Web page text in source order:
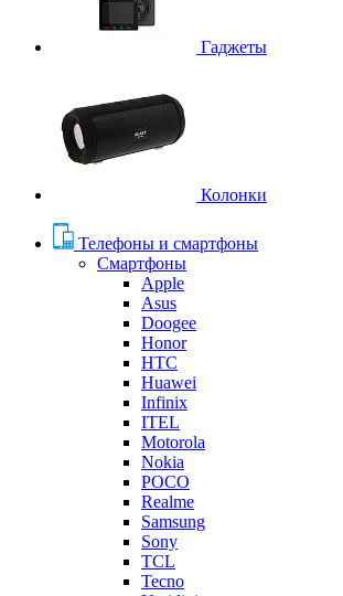
Гаджеты
Колонки
Телефоны и смартфоны
Смартфоны
Apple
Asus
Doogee
Honor
HTC
Huawei
Infinix
ITEL
Motorola
Nokia
POCO
Realme
Samsung
Sony
TCL
Tecno